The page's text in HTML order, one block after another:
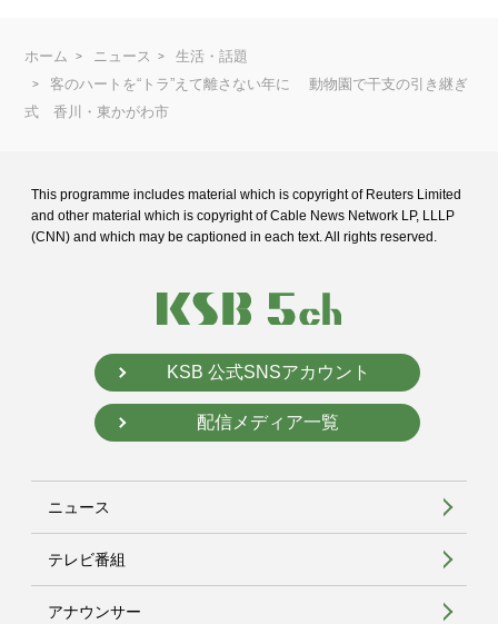
ホーム ニュース
生活・話題
客のハートを“トラ”えて離さない年に 動物園で干支の引き継ぎ
式 香川・東かがわ市
This programme includes material which is copyright of Reuters Limited
and other material which is copyright of Cable News Network LP, LLLP
(CNN) and which may be captioned in each text. All rights reserved.
KSB 公式SNSアカウント
配信メディア一覧
ニュース
テレビ番組
アナウンサー